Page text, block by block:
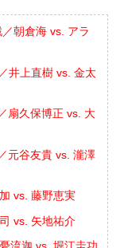
朝倉海 vs. アラ
井上直樹 vs. 金太
扇久保博正 vs. 大
元谷友貴 vs. 瀧澤
vs. 藤野恵実
vs. 矢地祐介